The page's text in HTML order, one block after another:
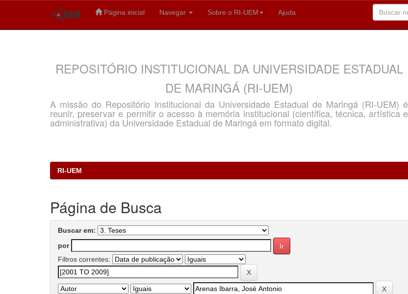
Página inicial Navegar Sobre o RI-UEM Ajuda
REPOSITÓRIO INSTITUCIONAL DA UNIVERSIDADE ESTADUAL
DE MARINGÁ (RI-UEM)
A missão do Repositório Institucional da Universidade Estadual de Maringá (RI-UEM) é
reunir, preservar e permitir o acesso à memória institucional (científica, técnica, artística e
administrativa) da Universidade Estadual de Maringá em formato digital.
RI-UEM
Página de Busca
Buscar em:
por
Filtros correntes: